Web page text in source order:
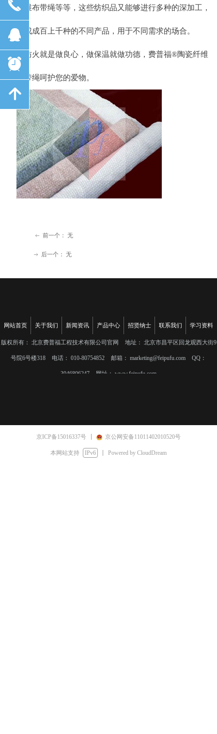
ꂃ 前一个： 无
ꁹ 后一个： 无
纤维布带绳等等，这些纺织品又能够进行多种的深加工，
制成成百上千种的不同产品，用于不同需求的场合。
做防火就是做良心，做保温就做功德，费普福®陶瓷纤维
布带绳呵护您的爱物。
网站首页 关于我们 新闻资讯 产品中心 招贤纳士 联系我们 学习资料
版权所有： 北京费普福工程技术有限公司官网 地址： 北京市昌平区回龙观西大街9
号院6号楼318 电话： 010-80754852 邮箱： marketing@feipufu.com QQ：
3046806247 网址： www.feipufu.com
京ICP备15016337号 京公网安备11011402010520号
本网站支持 IPv6 Powered by CloudDream
끅
뀩
뀥
녕